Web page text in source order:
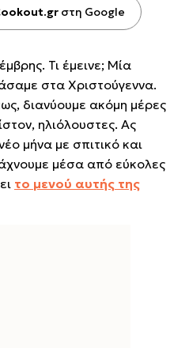
στη Google
Τι έμεινε; Μία
στα Χριστούγεννα.
διανύουμε ακόμη μέρες
ηλιόλουστες. Ας
μήνα με σπιτικό και
μέσα από εύκολες
το μενού αυτής της